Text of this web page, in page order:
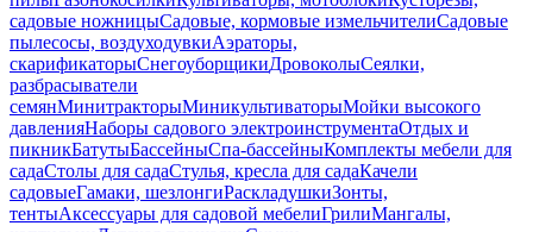
садовые ножницыСадовые, кормовые измельчителиСадовые
пылесосы, воздуходувкиАэраторы,
скарификаторыСнегоуборщикиДровоколыСеялки,
разбрасыватели
семянМинитракторыМиникультиваторыМойки высокого
давленияНаборы садового электроинструментаОтдых и
пикникБатутыБассейныСпа-бассейныКомплекты мебели для
садаСтолы для садаСтулья, кресла для садаКачели
садовыеГамаки, шезлонгиРаскладушкиЗонты,
тентыАксессуары для садовой мебелиГрилиМангалы,